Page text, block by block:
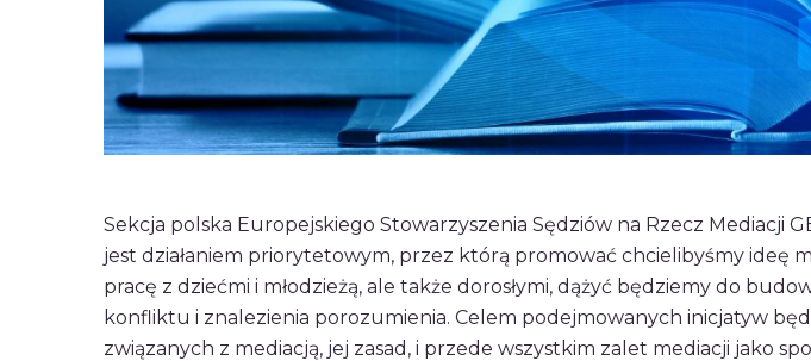
Sekcja polska Europejskiego Stowarzyszenia Sędziów na Rzecz Mediacji
jest działaniem priorytetowym, przez którą promować chcielibyśmy ideę
pracę z dziećmi i młodzieżą, ale także dorosłymi, dążyć będziemy do
konfliktu i znalezienia porozumienia. Celem podejmowanych inicjatyw
związanych z mediacją, jej zasad, i przede wszystkim zalet mediacji jako